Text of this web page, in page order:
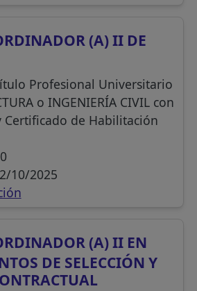
(A) II DE
Profesional Universitario
o INGENIERÍA CIVIL con
Certificado de Habilitación
10/2025
(A) II EN
DE SELECCIÓN Y